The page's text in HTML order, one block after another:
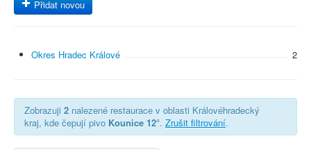
Přidat novou
Okres Hradec Králové 2
Zobrazuji 2 nalezené restaurace v oblasti Královéhradecký
kraj, kde čepují pivo Kounice 12°. Zrušit filtrování.